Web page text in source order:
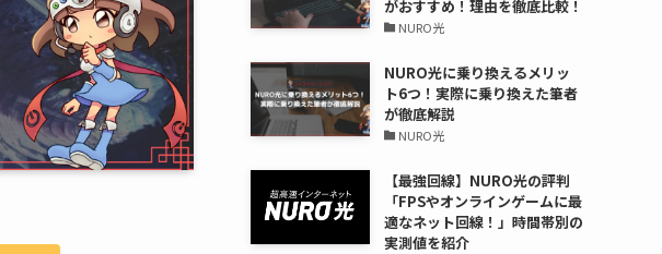
がおすすめ！理由を徹底比較！
NURO光
NURO光に乗り換えるメリッ
ト6つ！実際に乗り換えた筆者
が徹底解説
NURO光
【最強回線】NURO光の評判
「FPSやオンラインゲームに最
適なネット回線！」時間帯別の
実測値を紹介